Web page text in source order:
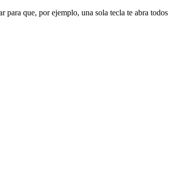
para que, por ejemplo, una sola tecla te abra todos